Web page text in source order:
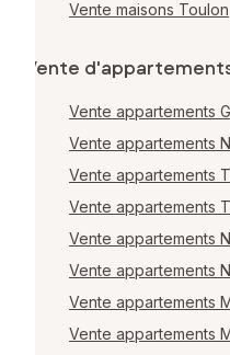
Vente maisons Toulon
Vente
Vente appartements
Vente appartements
Vente appartements
Vente appartements
Vente appartements
Vente appartements
Vente appartements
Vente appartements